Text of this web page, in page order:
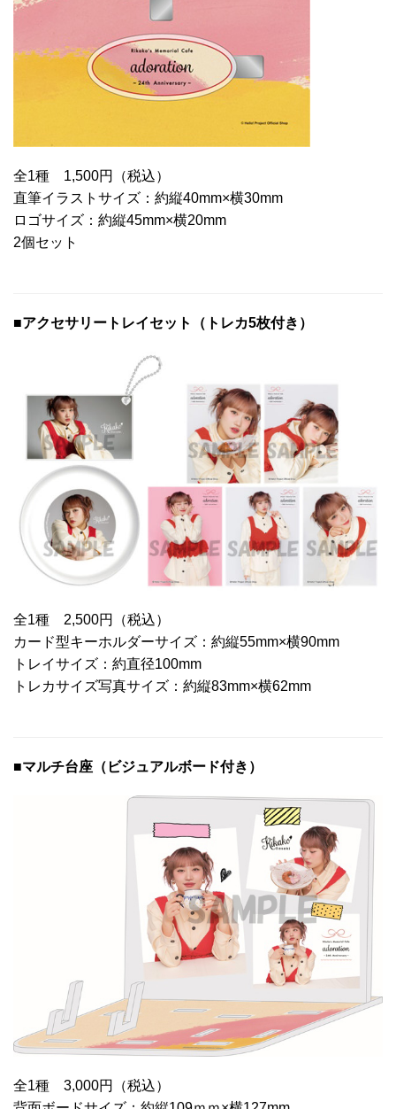
全1種 1,500円（税込）
直筆イラストサイズ：約縦40mm×横30mm
ロゴサイズ：約縦45mm×横20mm
2個セット
■アクセサリートレイセット（トレカ5枚付き）
全1種 2,500円（税込）
カード型キーホルダーサイズ：約縦55mm×横90mm
トレイサイズ：約直径100mm
トレカサイズ写真サイズ：約縦83mm×横62mm
■マルチ台座（ビジュアルボード付き）
全1種 3,000円（税込）